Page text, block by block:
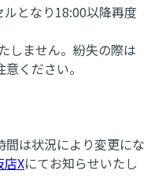
となり18:00以降再度
しません。紛失の際は
ください。
は状況により変更にな
店Xにてお知らせいたし